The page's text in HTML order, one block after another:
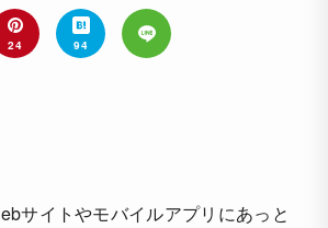
24 94
サイトやモバイルアプリにあっと